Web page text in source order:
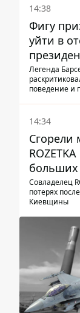
14:38
Фигу
уйти в
футбол
Легенда
поведение и
14:34
Сгорели
больших
Совладелец
потерях
Киевщины